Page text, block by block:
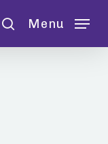
searchMenu